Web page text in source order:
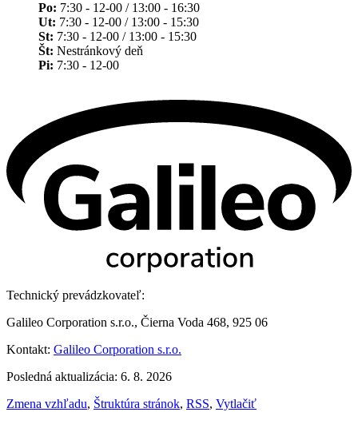
Po: 7:30 - 12-00 / 13:00 - 16:30
Ut: 7:30 - 12-00 / 13:00 - 15:30
St: 7:30 - 12-00 / 13:00 - 15:30
Št: Nestránkový deň
Pi: 7:30 - 12-00
Technický prevádzkovateľ:
Galileo Corporation s.r.o., Čierna Voda 468, 925 06
Kontakt: Galileo Corporation s.r.o.
Posledná aktualizácia: 6. 8. 2026
Zmena vzhľadu, Štruktúra stránok, RSS, Vytlačiť